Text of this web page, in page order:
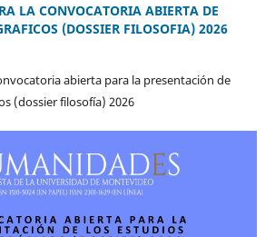
LA CONVOCATORIA ABIERTA DE
(DOSSIER FILOSOFIA) 2026
abierta para la presentación de
(dossier filosofía) 2026